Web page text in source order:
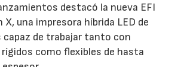
destacó la nueva EFI
X, una impresora híbrida LED de
capaz de trabajar tanto con
como flexibles de hasta